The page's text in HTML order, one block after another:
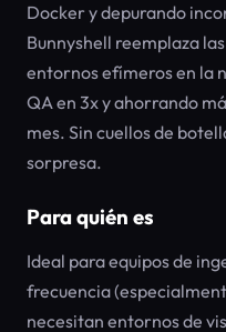
Docker y depurando
Bunnyshell reemplaza
entornos efímeros en la
QA en 3x y ahorrando
mes. Sin cuellos de
sorpresa.
Para quién es
Ideal para equipos de
frecuencia
necesitan entornos de